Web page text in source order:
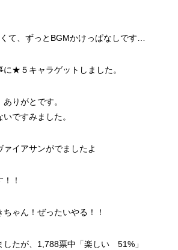
て、ずっとBGMかけっぱなしです…
に★５キャラゲットしました。
りがとです。
ですみました。
ァイアサンがでましたよ
！
ゃん！ぜったいやる！！
したが、1,788票中「楽しい 51%」